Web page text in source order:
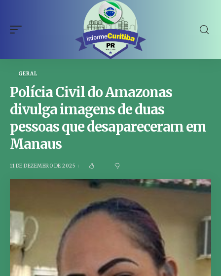
GERAL
Polícia Civil do Amazonas
divulga imagens de duas
pessoas que desapareceram em
Manaus
11 DE DEZEMBRO DE 2025